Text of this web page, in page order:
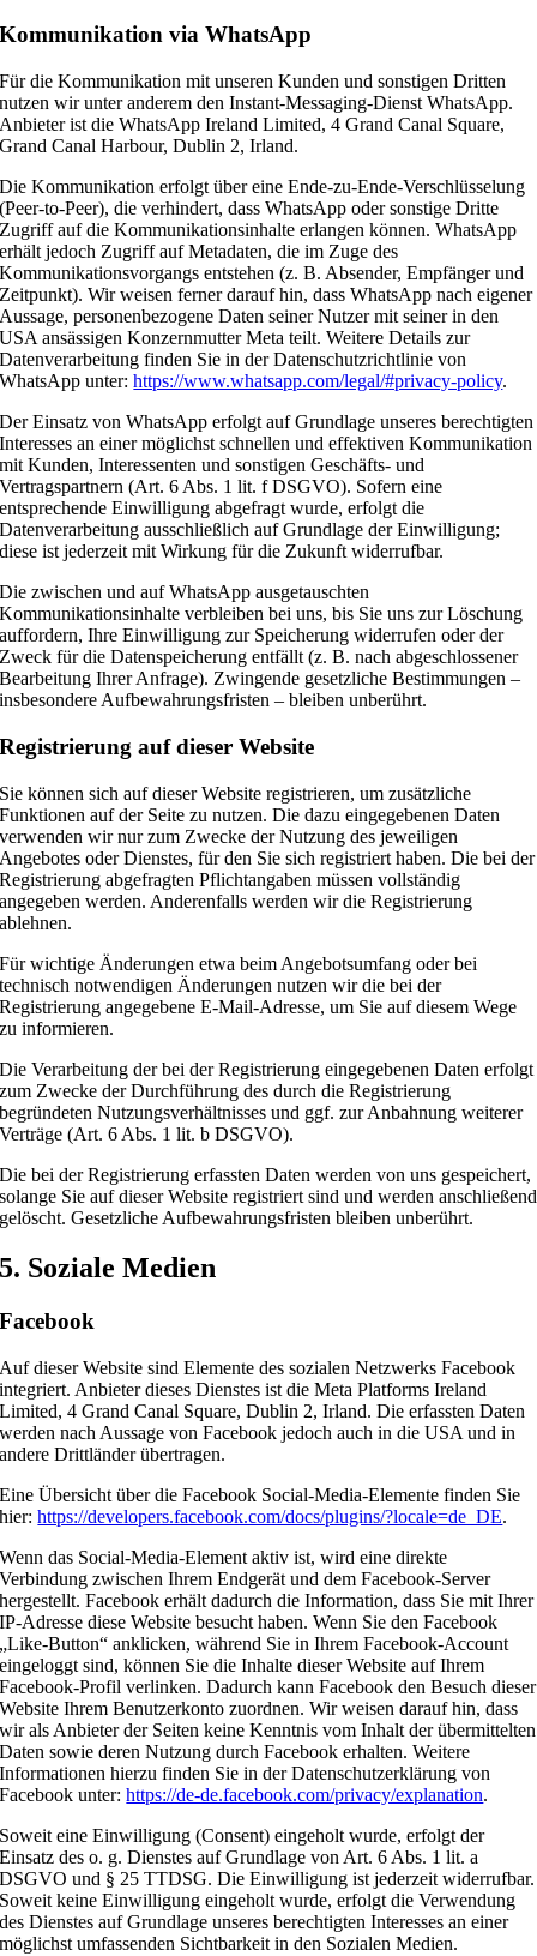
Kommunikation via WhatsApp
Für die Kommunikation mit unseren Kunden und sonstigen Dritten
nutzen wir unter anderem den Instant-Messaging-Dienst WhatsApp.
Anbieter ist die WhatsApp Ireland Limited, 4 Grand Canal Square,
Grand Canal Harbour, Dublin 2, Irland.
Die Kommunikation erfolgt über eine Ende-zu-Ende-Verschlüsselung
(Peer-to-Peer), die verhindert, dass WhatsApp oder sonstige Dritte
Zugriff auf die Kommunikationsinhalte erlangen können. WhatsApp
erhält jedoch Zugriff auf Metadaten, die im Zuge des
Kommunikationsvorgangs entstehen (z. B. Absender, Empfänger und
Zeitpunkt). Wir weisen ferner darauf hin, dass WhatsApp nach eigener
Aussage, personenbezogene Daten seiner Nutzer mit seiner in den
USA ansässigen Konzernmutter Meta teilt. Weitere Details zur
Datenverarbeitung finden Sie in der Datenschutzrichtlinie von
WhatsApp unter:https://www.whatsapp.com/legal/#privacy-policy.
Der Einsatz von WhatsApp erfolgt auf Grundlage unseres berechtigten
Interesses an einer möglichst schnellen und effektiven Kommunikation
mit Kunden, Interessenten und sonstigen Geschäfts- und
Vertragspartnern (Art. 6 Abs. 1 lit. f DSGVO). Sofern eine
entsprechende Einwilligung abgefragt wurde, erfolgt die
Datenverarbeitung ausschließlich auf Grundlage der Einwilligung;
diese ist jederzeit mit Wirkung für die Zukunft widerrufbar.
Die zwischen und auf WhatsApp ausgetauschten
Kommunikationsinhalte verbleiben bei uns, bis Sie uns zur Löschung
auffordern, Ihre Einwilligung zur Speicherung widerrufen oder der
Zweck für die Datenspeicherung entfällt (z. B. nach abgeschlossener
Bearbeitung Ihrer Anfrage). Zwingende gesetzliche Bestimmungen –
insbesondere Aufbewahrungsfristen – bleiben unberührt.
Registrierung auf dieser Website
Sie können sich auf dieser Website registrieren, um zusätzliche
Funktionen auf der Seite zu nutzen. Die dazu eingegebenen Daten
verwenden wir nur zum Zwecke der Nutzung des jeweiligen
Angebotes oder Dienstes, für den Sie sich registriert haben. Die bei der
Registrierung abgefragten Pflichtangaben müssen vollständig
angegeben werden. Anderenfalls werden wir die Registrierung
ablehnen.
Für wichtige Änderungen etwa beim Angebotsumfang oder bei
technisch notwendigen Änderungen nutzen wir die bei der
Registrierung angegebene E-Mail-Adresse, um Sie auf diesem Wege
zu informieren.
Die Verarbeitung der bei der Registrierung eingegebenen Daten erfolgt
zum Zwecke der Durchführung des durch die Registrierung
begründeten Nutzungsverhältnisses und ggf. zur Anbahnung weiterer
Verträge (Art. 6 Abs. 1 lit. b DSGVO).
Die bei der Registrierung erfassten Daten werden von uns gespeichert,
solange Sie auf dieser Website registriert sind und werden anschließend
gelöscht. Gesetzliche Aufbewahrungsfristen bleiben unberührt.
5. Soziale Medien
Facebook
Auf dieser Website sind Elemente des sozialen Netzwerks Facebook
integriert. Anbieter dieses Dienstes ist die Meta Platforms Ireland
Limited, 4 Grand Canal Square, Dublin 2, Irland. Die erfassten Daten
werden nach Aussage von Facebook jedoch auch in die USA und in
andere Drittländer übertragen.
Eine Übersicht über die Facebook Social-Media-Elemente finden Sie
hier:https://developers.facebook.com/docs/plugins/?locale=de_DE.
Wenn das Social-Media-Element aktiv ist, wird eine direkte
Verbindung zwischen Ihrem Endgerät und dem Facebook-Server
hergestellt. Facebook erhält dadurch die Information, dass Sie mit Ihrer
IP-Adresse diese Website besucht haben. Wenn Sie den Facebook
„Like-Button“ anklicken, während Sie in Ihrem Facebook-Account
eingeloggt sind, können Sie die Inhalte dieser Website auf Ihrem
Facebook-Profil verlinken. Dadurch kann Facebook den Besuch dieser
Website Ihrem Benutzerkonto zuordnen. Wir weisen darauf hin, dass
wir als Anbieter der Seiten keine Kenntnis vom Inhalt der übermittelten
Daten sowie deren Nutzung durch Facebook erhalten. Weitere
Informationen hierzu finden Sie in der Datenschutzerklärung von
Facebook unter:https://de-de.facebook.com/privacy/explanation.
Soweit eine Einwilligung (Consent) eingeholt wurde, erfolgt der
Einsatz des o. g. Dienstes auf Grundlage von Art. 6 Abs. 1 lit. a
DSGVO und § 25 TTDSG. Die Einwilligung ist jederzeit widerrufbar.
Soweit keine Einwilligung eingeholt wurde, erfolgt die Verwendung
des Dienstes auf Grundlage unseres berechtigten Interesses an einer
möglichst umfassenden Sichtbarkeit in den Sozialen Medien.